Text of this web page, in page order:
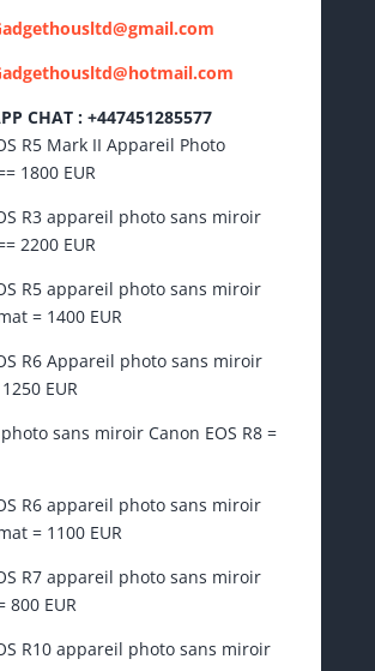
CHAT : +447451285577
R5 Mark II Appareil Photo
1800 EUR
R3 appareil photo sans miroir
2200 EUR
R5 appareil photo sans miroir
= 1400 EUR
R6 Appareil photo sans miroir
EUR
sans miroir Canon EOS R8 =
R6 appareil photo sans miroir
= 1100 EUR
R7 appareil photo sans miroir
800 EUR
R10 appareil photo sans miroir